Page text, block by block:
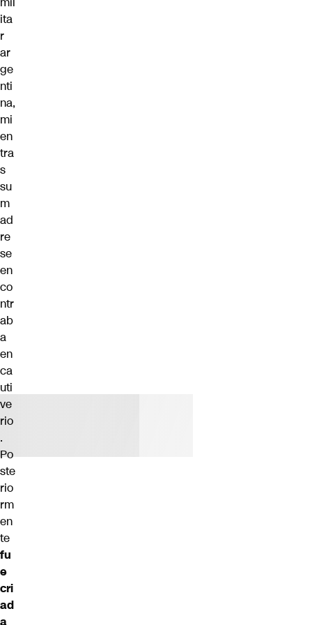
ita
r
ar
ge
nti
na,
mi
en
tra
s
su
m
ad
re
se
en
co
ntr
ab
a
en
ca
uti
ve
rio
.
Po
ste
rio
rm
en
te
fu
e
cri
ad
a